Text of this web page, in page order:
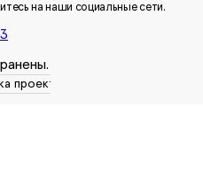
на наши социальные сети.